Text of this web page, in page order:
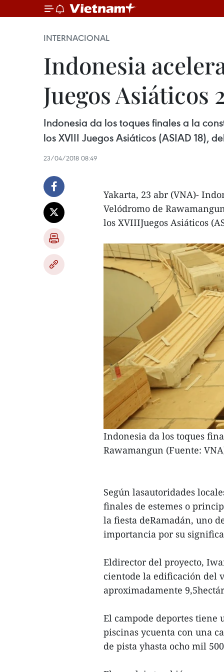
INTERNACIONAL
Indonesia
Juegos Asiáticos
Indonesia da los toques finales a la
los XVIII Juegos Asiáticos (ASIAD 18),
23/04/2018 08:49
Yakarta, 23 abr (VNA)-
Velódromo de
los XVIIIJuegos Asiáticos
Indonesia da los toques
Rawamangun (Fuente:
Según lasautoridades
finales de estemes o
la fiesta deRamadán, uno
importancia por su
Eldirector del proyecto,
cientode la edificación del
aproximadamente
El campode deportes tiene
piscinas ycuenta con una
de pista yhasta ocho mil